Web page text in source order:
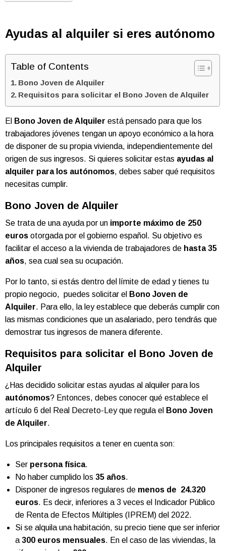
Ayudas al alquiler si eres autónomo
Table of Contents
Bono Joven de Alquiler
Requisitos para solicitar el Bono Joven de Alquiler
El Bono Joven de Alquiler está pensado para que los
trabajadores jóvenes tengan un apoyo económico a la hora
de disponer de su propia vivienda, independientemente del
origen de sus ingresos. Si quieres solicitar estas ayudas al
alquiler para los autónomos, debes saber qué requisitos
necesitas cumplir.
Bono Joven de Alquiler
Se trata de una ayuda por un importe máximo de 250
euros otorgada por el gobierno español. Su objetivo es
facilitar el acceso a la vivienda de trabajadores de hasta 35
años, sea cual sea su ocupación.
Por lo tanto, si estás dentro del límite de edad y tienes tu
propio negocio, puedes solicitar el Bono Joven de
Alquiler. Para ello, la ley establece que deberás cumplir con
las mismas condiciones que un asalariado, pero tendrás que
demostrar tus ingresos de manera diferente.
Requisitos para solicitar el Bono Joven de
Alquiler
¿Has decidido solicitar estas ayudas al alquiler para los
autónomos? Entonces, debes conocer qué establece el
artículo 6 del Real Decreto-Ley que regula el Bono Joven
de Alquiler.
Los principales requisitos a tener en cuenta son:
Ser persona física.
No haber cumplido los 35 años.
Disponer de ingresos regulares de menos de 24.320
euros. Es decir, inferiores a 3 veces el Indicador Público
de Renta de Efectos Múltiples (IPREM) del 2022.
Si se alquila una habitación, su precio tiene que ser inferior
a 300 euros mensuales. En el caso de las viviendas, la